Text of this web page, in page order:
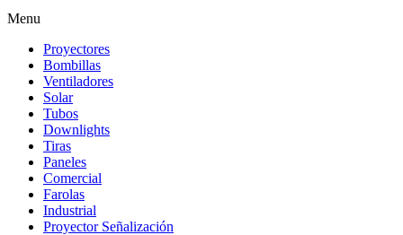
Menu
Proyectores
Bombillas
Ventiladores
Solar
Tubos
Downlights
Tiras
Paneles
Comercial
Farolas
Industrial
Proyector Señalización